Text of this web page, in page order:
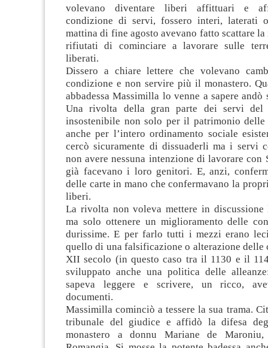
volevano diventare liberi affittuari e
condizione di servi, fossero interi, laterati
mattina di fine agosto avevano fatto scattare
rifiutati di cominciare a lavorare sulle
liberati.
Dissero a chiare lettere che volevano
condizione e non servire più il monastero.
abbadessa Massimilla lo venne a sapere
Una rivolta della gran parte dei servi del
insostenibile non solo per il patrimonio delle
anche per l’intero ordinamento sociale
cercò sicuramente di dissuaderli ma i servi
non avere nessuna intenzione di lavorare con
già facevano i loro genitori. E, anzi,
delle carte in mano che confermavano la
liberi.
La rivolta non voleva mettere in discussione
ma solo ottenere un miglioramento delle
durissime. E per farlo tutti i mezzi erano
quello di una falsificazione o alterazione delle
XII secolo (in questo caso tra il 1130 e il
sviluppato anche una politica delle
sapeva leggere e scrivere, un ricco,
documenti.
Massimilla cominciò a tessere la sua trama.
tribunale del giudice e affidò la difesa
monastero a donnu Mariane de